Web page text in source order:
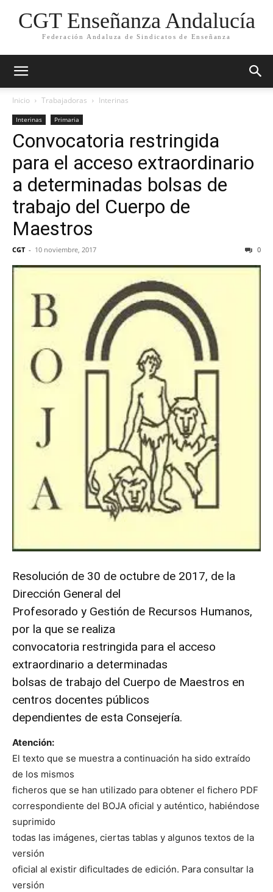
CGT Enseñanza Andalucía
Federación Andaluza de Sindicatos de Enseñanza
Inicio Trabajadoras Interinas
Interinas Primaria
Convocatoria restringida
para el acceso extraordinario
a determinadas bolsas de
trabajo del Cuerpo de
Maestros
CGT - 10 noviembre, 2017 0
Resolución de 30 de octubre de 2017, de la
Dirección General del
Profesorado y Gestión de Recursos Humanos,
por la que se realiza
convocatoria restringida para el acceso
extraordinario a determinadas
bolsas de trabajo del Cuerpo de Maestros en
centros docentes públicos
dependientes de esta Consejería.
Atención:
El texto que se muestra a continuación ha sido extraído
de los mismos
ficheros que se han utilizado para obtener el fichero PDF
correspondiente del BOJA oficial y auténtico, habiéndose
suprimido
todas las imágenes, ciertas tablas y algunos textos de la
versión
oficial al existir dificultades de edición. Para consultar la
versión